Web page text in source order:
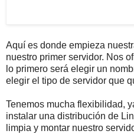
Aquí es donde empieza
nuestro primer servidor. Nos
lo primero será elegir un
elegir el tipo de servidor que
Tenemos mucha flexibilidad,
instalar una distribución de
limpia y montar nuestro